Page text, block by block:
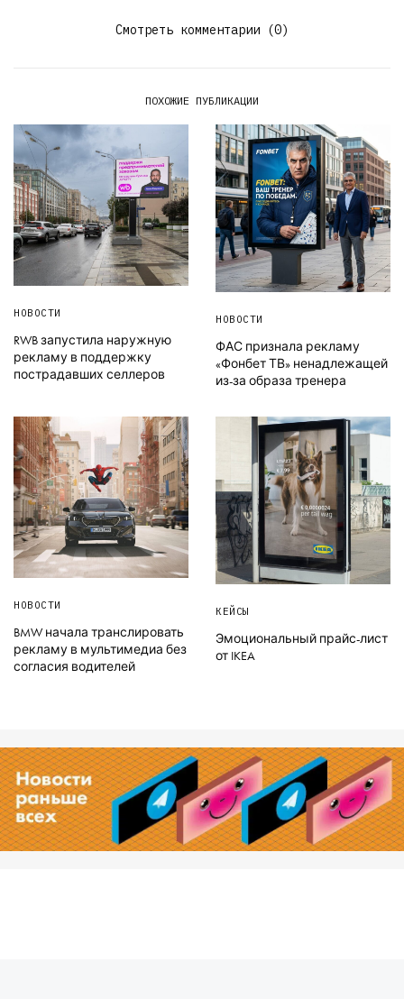
Смотреть комментарии (0)
ПОХОЖИЕ ПУБЛИКАЦИИ
НОВОСТИ
RWB запустила наружную
рекламу в поддержку
пострадавших селлеров
НОВОСТИ
ФАС признала рекламу
«Фонбет ТВ» ненадлежащей
из-за образа тренера
НОВОСТИ
BMW начала транслировать
рекламу в мультимедиа без
согласия водителей
КЕЙСЫ
Эмоциональный прайс-лист
от IKEA